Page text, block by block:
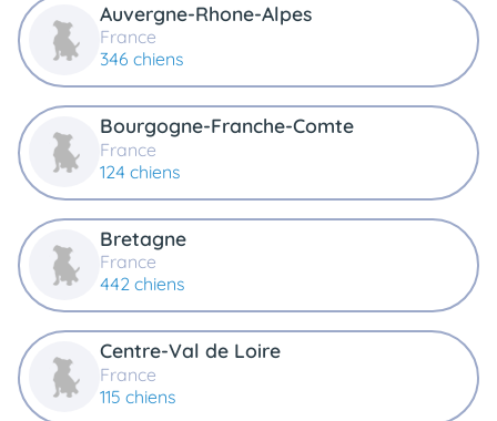
Assurances
Connexion
Auvergne-Rhone-Alpes
France
346 chiens
Bourgogne-Franche-Comte
France
124 chiens
Bretagne
France
442 chiens
Centre-Val de Loire
France
115 chiens